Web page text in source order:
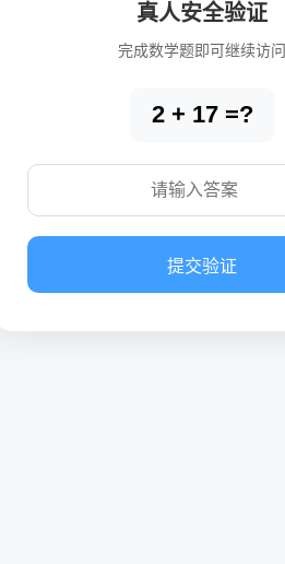
真人安全验证
完成数学题即可继续访问
2 + 17 =?
提交验证